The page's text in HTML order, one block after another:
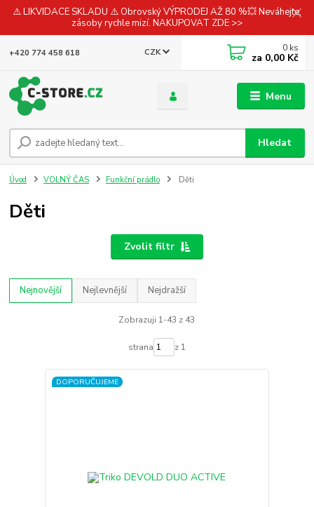
⚠️ LIKVIDACE SKLADU ⚠️ Obrovský VÝPRODEJ AŽ 80 %💥 Neváhejte,
zásoby rychle mizí. NAKUPOVAT ZDE >>
Menu
CZK
Hledat
+420 774 458 618 0 ks
za 0,00 Kč
Úvod VOLNÝ ČAS Funkční prádlo Děti
Děti
Zvolit filtr
Nejnovější Nejlevnější Nejdražší
Zobrazuji 1-43 z 43
strana z 1
DOPORUČUJEME